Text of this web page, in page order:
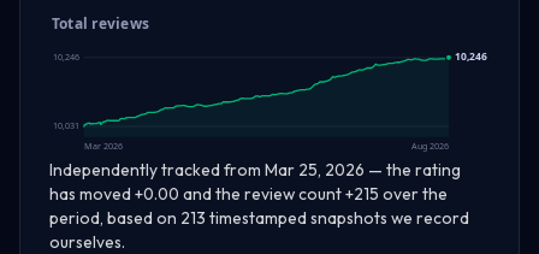
Total reviews
10,246
10,031
10,246
Mar 2026 Aug 2026
Independently tracked from Mar 25, 2026 — the rating
has moved +0.00 and the review count +215 over the
period, based on 213 timestamped snapshots we record
ourselves.